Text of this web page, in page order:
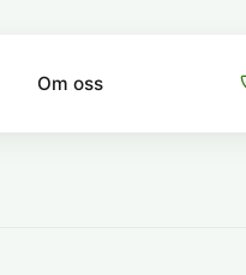
Om oss